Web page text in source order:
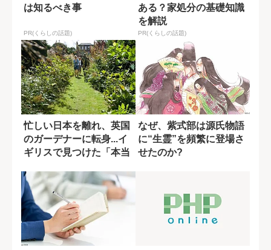
は知るべき事
PR(くらしの話題)
ある？家処分の基礎知識
を解説
PR(くらしの話題)
忙しい日本を離れ、英国
のガーデナーに転身...イ
ギリスで見つけた「本当
なぜ、紫式部は源氏物語
に“生霊”を頻繁に登場さ
せたのか?